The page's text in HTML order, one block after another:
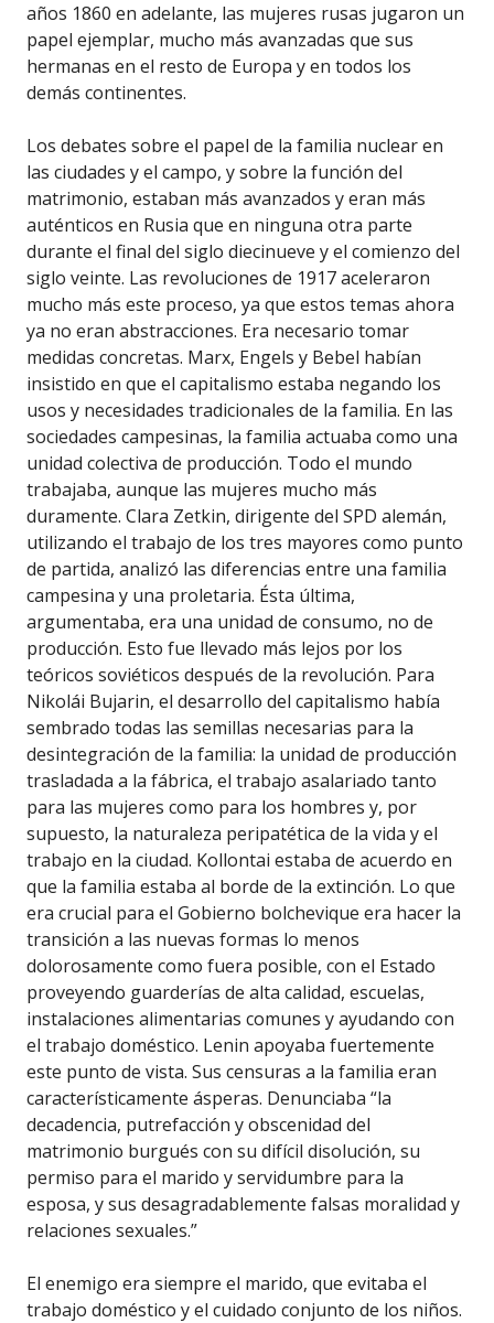
años 1860 en adelante, las mujeres rusas jugaron un
papel ejemplar, mucho más avanzadas que sus
hermanas en el resto de Europa y en todos los
demás continentes.
Los debates sobre el papel de la familia nuclear en
las ciudades y el campo, y sobre la función del
matrimonio, estaban más avanzados y eran más
auténticos en Rusia que en ninguna otra parte
durante el final del siglo diecinueve y el comienzo del
siglo veinte. Las revoluciones de 1917 aceleraron
mucho más este proceso, ya que estos temas ahora
ya no eran abstracciones. Era necesario tomar
medidas concretas. Marx, Engels y Bebel habían
insistido en que el capitalismo estaba negando los
usos y necesidades tradicionales de la familia. En las
sociedades campesinas, la familia actuaba como una
unidad colectiva de producción. Todo el mundo
trabajaba, aunque las mujeres mucho más
duramente. Clara Zetkin, dirigente del SPD alemán,
utilizando el trabajo de los tres mayores como punto
de partida, analizó las diferencias entre una familia
campesina y una proletaria. Ésta última,
argumentaba, era una unidad de consumo, no de
producción. Esto fue llevado más lejos por los
teóricos soviéticos después de la revolución. Para
Nikolái Bujarin, el desarrollo del capitalismo había
sembrado todas las semillas necesarias para la
desintegración de la familia: la unidad de producción
trasladada a la fábrica, el trabajo asalariado tanto
para las mujeres como para los hombres y, por
supuesto, la naturaleza peripatética de la vida y el
trabajo en la ciudad. Kollontai estaba de acuerdo en
que la familia estaba al borde de la extinción. Lo que
era crucial para el Gobierno bolchevique era hacer la
transición a las nuevas formas lo menos
dolorosamente como fuera posible, con el Estado
proveyendo guarderías de alta calidad, escuelas,
instalaciones alimentarias comunes y ayudando con
el trabajo doméstico. Lenin apoyaba fuertemente
este punto de vista. Sus censuras a la familia eran
característicamente ásperas. Denunciaba “la
decadencia, putrefacción y obscenidad del
matrimonio burgués con su difícil disolución, su
permiso para el marido y servidumbre para la
esposa, y sus desagradablemente falsas moralidad y
relaciones sexuales.”
El enemigo era siempre el marido, que evitaba el
trabajo doméstico y el cuidado conjunto de los niños.